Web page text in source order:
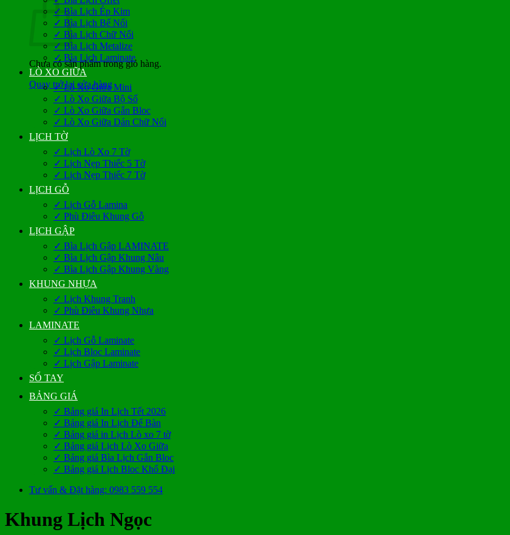
Chưa có sản phẩm trong giỏ hàng.
Quay trở lại cửa hàng
✓ Bìa Lịch Ép Kim
✓ Bìa Lịch Bế Nổi
✓ Bìa Lịch Chữ Nổi
✓ Bìa Lịch Metalize
✓ Bìa Lịch Laminate
LÒ XO GIỮA
✓ Lò Xo Giữa Mini
✓ Lò Xo Giữa Bộ Số
✓ Lò Xo Giữa Gắn Bloc
✓ Lò Xo Giữa Dán Chữ Nổi
LỊCH TỜ
✓ Lịch Lò Xo 7 Tờ
✓ Lịch Nẹp Thiếc 5 Tờ
✓ Lịch Nẹp Thiếc 7 Tờ
LỊCH GỖ
✓ Lịch Gỗ Lamina
✓ Phù Điêu Khung Gỗ
LỊCH GẬP
✓ Bìa Lịch Gập LAMINATE
✓ Bìa Lịch Gập Khung Nâu
✓ Bìa Lịch Gập Khung Vàng
KHUNG NHỰA
✓ Lịch Khung Tranh
✓ Phù Điêu Khung Nhựa
LAMINATE
✓ Lịch Gỗ Laminate
✓ Lịch Bloc Laminate
✓ Lịch Gập Laminate
SỔ TAY
BẢNG GIÁ
✓ Bảng giá In Lịch Tết 2026
✓ Bảng giá In Lịch Để Bàn
✓ Bảng giá in Lịch Lò xo 7 tờ
✓ Bảng giá Lịch Lò Xo Giữa
✓ Bảng giá Bìa Lịch Gắn Bloc
✓ Bảng giá Lịch Bloc Khổ Đại
Tư vấn & Đặt hàng: 0983 559 554
Khung Lịch Ngọc